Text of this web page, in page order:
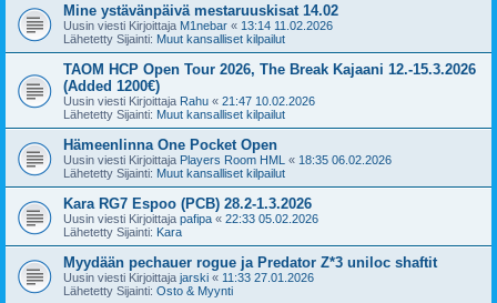
Mine ystävänpäivä mestaruuskisat 14.02
Uusin viesti Kirjoittaja M1nebar « 13:14 11.02.2026
Lähetetty Sijainti: Muut kansalliset kilpailut
TAOM HCP Open Tour 2026, The Break Kajaani 12.-15.3.2026
(Added 1200€)
Uusin viesti Kirjoittaja Rahu « 21:47 10.02.2026
Lähetetty Sijainti: Muut kansalliset kilpailut
Hämeenlinna One Pocket Open
Uusin viesti Kirjoittaja Players Room HML « 18:35 06.02.2026
Lähetetty Sijainti: Muut kansalliset kilpailut
Kara RG7 Espoo (PCB) 28.2-1.3.2026
Uusin viesti Kirjoittaja pafipa « 22:33 05.02.2026
Lähetetty Sijainti: Kara
Myydään pechauer rogue ja Predator Z*3 uniloc shaftit
Uusin viesti Kirjoittaja jarski « 11:33 27.01.2026
Lähetetty Sijainti: Osto & Myynti